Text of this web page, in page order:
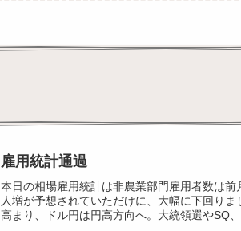
雇用統計通過
本日の相場雇用統計は非農業部門雇用者数は
人増が予想されていただけに、大幅に下回り
高まり、ドル円は円高方向へ。大統領選やSQ